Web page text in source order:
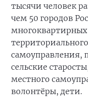
тысячи человек
чем 50 городов
самоуправления,
сельские
местного
волонтёры, дети.